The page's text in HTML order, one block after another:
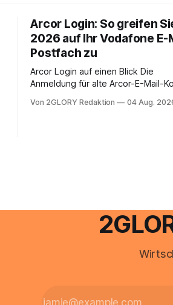
Arcor Login: So greifen
2026 auf Ihr Vodafone E-
Postfach zu
Arcor Login auf einen Blick Die
Anmeldung für alte Arcor-E-Mail-
noch eine e mail adresse mit der
Von 2GLORY Redaktion 04 Aug.